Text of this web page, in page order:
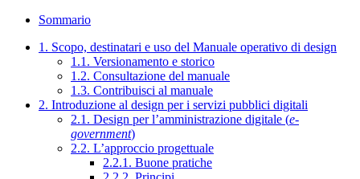
Sommario
1. Scopo, destinatari e uso del Manuale operativo di design
1.1. Versionamento e storico
1.2. Consultazione del manuale
1.3. Contribuisci al manuale
2. Introduzione al design per i servizi pubblici digitali
2.1. Design per l’amministrazione digitale (e-
government)
2.2. L’approccio progettuale
2.2.1. Buone pratiche